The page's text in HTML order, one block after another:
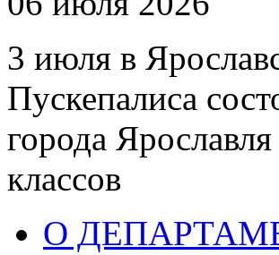
3 июля в
Пускепалиса
города
классов
О